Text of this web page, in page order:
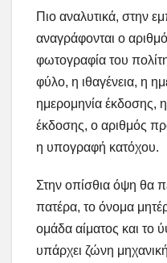
Πιο αναλυτικά, στην
αναγράφονται ο
φωτογραφία του
φύλο, η ιθαγένεια, η
ημερομηνία έκδοσης,
έκδοσης, ο αριθμός
η υπογραφή κατόχου.
Στην οπίσθια όψη θα
πατέρα, το όνομα
ομάδα αίματος και το
υπάρχει ζώνη